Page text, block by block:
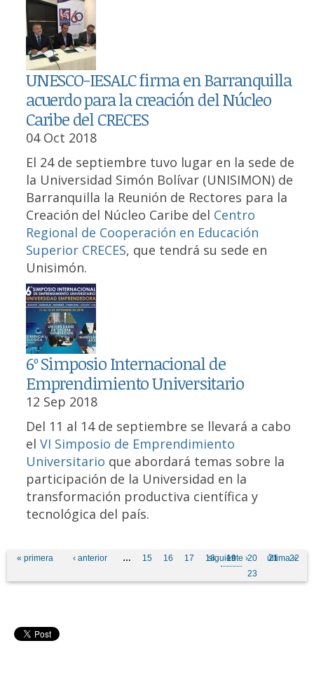
UNESCO-IESALC firma en Barranquilla
acuerdo para la creación del Núcleo
Caribe del CRECES
04 Oct 2018
El 24 de septiembre tuvo lugar en la sede de
la Universidad Simón Bolívar (UNISIMON) de
Barranquilla la Reunión de Rectores para la
Creación del Núcleo Caribe del Centro
Regional de Cooperación en Educación
Superior CRECES, que tendrá su sede en
Unisimón.
6º Simposio Internacional de
Emprendimiento Universitario
12 Sep 2018
Del 11 al 14 de septiembre se llevará a cabo
el VI Simposio de Emprendimiento
Universitario que abordará temas sobre la
participación de la Universidad en la
transformación productiva científica y
tecnológica del país.
Pages
« primera ‹ anterior … 15 16 17 18 19 20 21
22
23
siguiente › última »